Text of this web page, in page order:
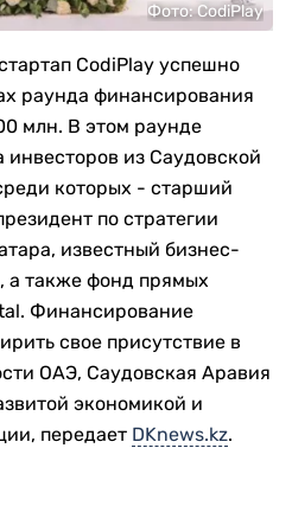
Фото: CodiPlay
CodiPlay успешно
раунда финансирования
млн. В этом раунде
инвесторов из Саудовской
которых - старший
по стратегии
известный бизнес-
а также фонд прямых
Финансирование
свое присутствие в
ОАЭ, Саудовская Аравия
экономикой и
передает DKnews.kz.